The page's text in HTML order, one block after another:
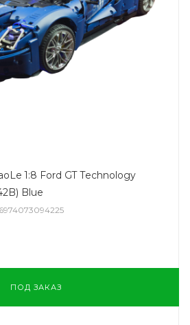
1:8 Ford GT Technology
Blue
ПОД ЗАКАЗ